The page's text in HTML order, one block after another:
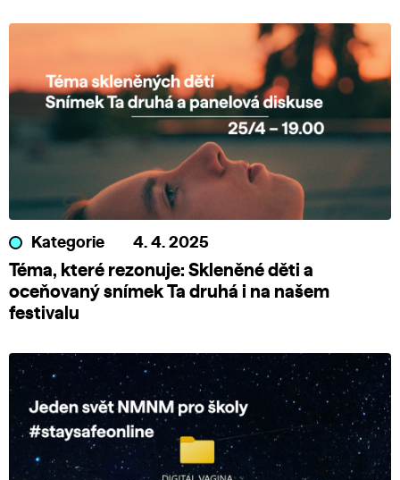
Kategorie 4. 4. 2025
Téma, které rezonuje: Skleněné děti a
oceňovaný snímek Ta druhá i na našem
festivalu